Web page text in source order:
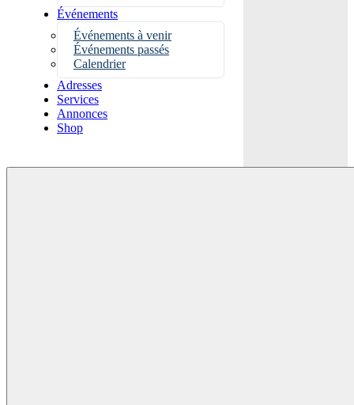
Événements
Événements à venir
Événements passés
Calendrier
Adresses
Services
Annonces
Shop